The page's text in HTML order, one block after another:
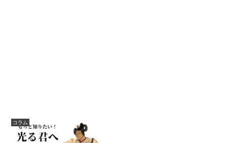
コラム